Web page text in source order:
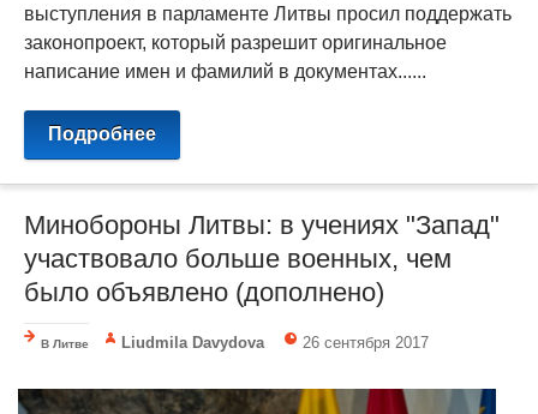
выступления в парламенте Литвы просил поддержать
законопроект, который разрешит оригинальное
написание имен и фамилий в документах......
Подробнее
Минобороны Литвы: в учениях "Запад"
участвовало больше военных, чем
было объявлено (дополнено)
В Литве Liudmila Davydova 26 сентября 2017